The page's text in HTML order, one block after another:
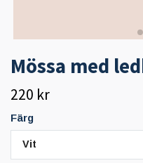
Mössa med
220 kr
Färg
Vit